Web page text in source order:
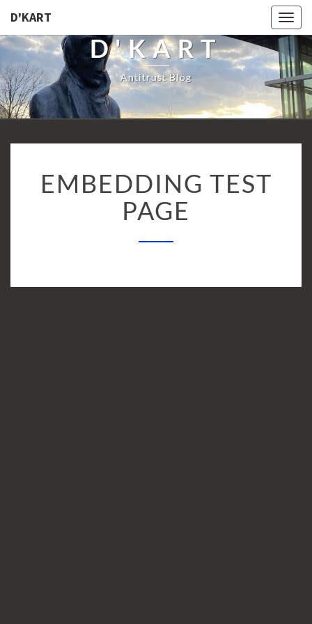
D'KART
D'KART
Antitrust Blog
TEST
PAGE
EMBEDDING TEST
PAGE